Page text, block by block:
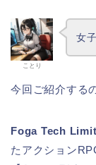
ことり
女
今回ご紹介する
Foga Tech
たアクション